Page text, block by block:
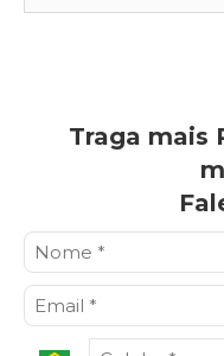
Traga mais